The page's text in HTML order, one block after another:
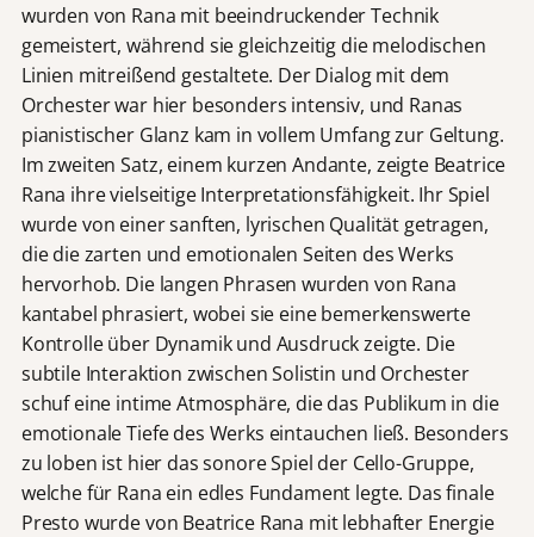
wurden von Rana mit beeindruckender Technik
gemeistert, während sie gleichzeitig die melodischen
Linien mitreißend gestaltete. Der Dialog mit dem
Orchester war hier besonders intensiv, und Ranas
pianistischer Glanz kam in vollem Umfang zur Geltung.
Im zweiten Satz, einem kurzen Andante, zeigte Beatrice
Rana ihre vielseitige Interpretationsfähigkeit. Ihr Spiel
wurde von einer sanften, lyrischen Qualität getragen,
die die zarten und emotionalen Seiten des Werks
hervorhob. Die langen Phrasen wurden von Rana
kantabel phrasiert, wobei sie eine bemerkenswerte
Kontrolle über Dynamik und Ausdruck zeigte. Die
subtile Interaktion zwischen Solistin und Orchester
schuf eine intime Atmosphäre, die das Publikum in die
emotionale Tiefe des Werks eintauchen ließ. Besonders
zu loben ist hier das sonore Spiel der Cello-Gruppe,
welche für Rana ein edles Fundament legte. Das finale
Presto wurde von Beatrice Rana mit lebhafter Energie